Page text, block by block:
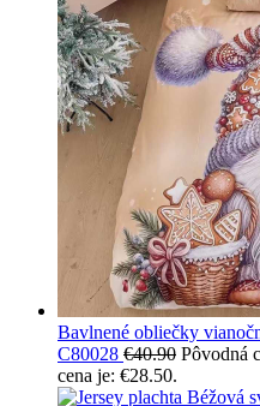
Bavlnené obliečky
C80028 €40.90 Pôvodná
cena je: €28.50.